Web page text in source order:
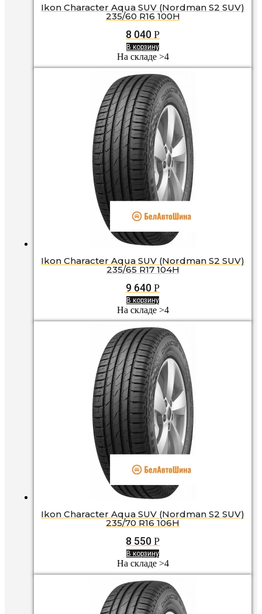
Ikon Character Aqua SUV (Nordman S2 SUV)
235/60 R16 100H
8 040 Р
В корзину
На складе >4
Ikon Character Aqua SUV (Nordman S2 SUV)
235/65 R17 104H
9 640 Р
В корзину
На складе >4
Ikon Character Aqua SUV (Nordman S2 SUV)
235/70 R16 106H
8 550 Р
В корзину
На складе >4